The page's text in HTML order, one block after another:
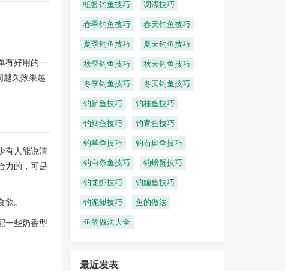
有好用的一
越久效果越
有人能说清
力的，可是
。
一些奶香型
蚯蚓钓鱼技巧 调漂技巧
春季钓鱼技巧 春天钓鱼技巧
夏季钓鱼技巧 夏天钓鱼技巧
秋季钓鱼技巧 秋天钓鱼技巧
冬季钓鱼技巧 冬天钓鱼技巧
钓鲈鱼技巧 钓桂鱼技巧
钓鲫鱼技巧 钓青鱼技巧
钓草鱼技巧 钓石斑鱼技巧
钓白条鱼技巧 钓螃蟹技巧
钓龙虾技巧 钓鳊鱼技巧
钓泥鳅技巧 鱼的做法
鱼的做法大全
最近发表